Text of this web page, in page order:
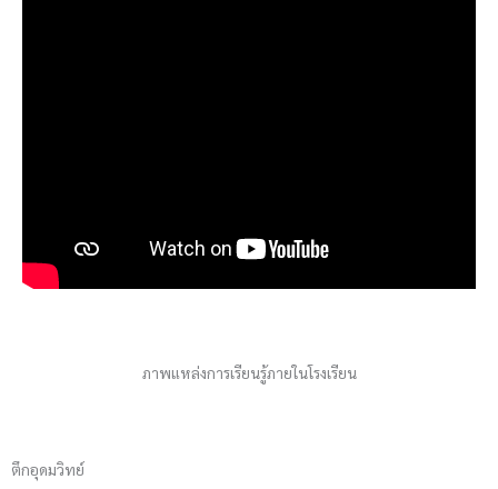
ภาพแหล่งการเรียนรู้ภายในโรงเรียน
ตึกอุดมวิทย์